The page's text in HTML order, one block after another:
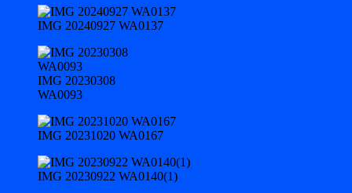
IMG 20240927 WA0137
IMG 20230308
WA0093
IMG 20231020 WA0167
IMG 20230922 WA0140(1)